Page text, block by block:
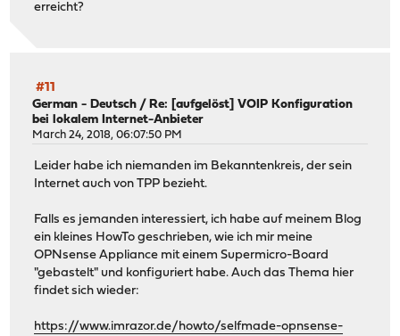
erreicht?
#11
German - Deutsch /Re: [aufgelöst] VOIP Konfiguration
bei lokalem Internet-Anbieter
March 24, 2018, 06:07:50 PM
Leider habe ich niemanden im Bekanntenkreis, der sein
Internet auch von TPP bezieht.
Falls es jemanden interessiert, ich habe auf meinem Blog
ein kleines HowTo geschrieben, wie ich mir meine
OPNsense Appliance mit einem Supermicro-Board
"gebastelt" und konfiguriert habe. Auch das Thema hier
findet sich wieder:
https://www.imrazor.de/howto/selfmade-opnsense-